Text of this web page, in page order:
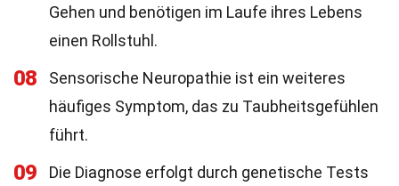
Gehen und benötigen im Laufe ihres Lebens
einen Rollstuhl.
08
Sensorische Neuropathie ist ein weiteres
häufiges Symptom, das zu Taubheitsgefühlen
führt.
09
Die Diagnose erfolgt durch genetische Tests